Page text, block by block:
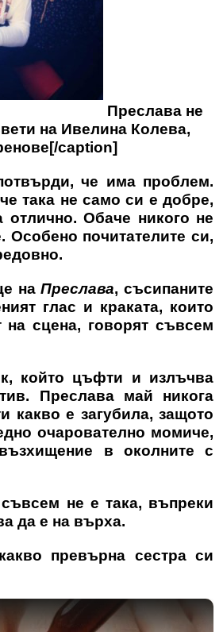
Преслава не
на Ивелина Колева,
caption]
че има проблем.
така не само си е добре,
отлично. Обаче никого не
Особено почитателите си,
наПреслава, съсипаните
глас и краката, които
сцена, говорят съвсем
който цъфти и излъчва
Преслава май никога
какво е загубила, защото
очарователно момиче,
в околните с
не е така, въпреки
да е на върха.
превърна сестра си